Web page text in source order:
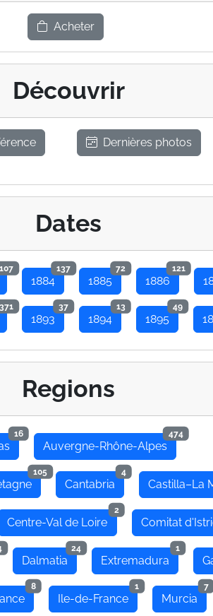
Acheter
Découvrir
Dernières photos
Dates
107
1884
137
1885
72
1886
121
371
1893
37
1894
13
1895
49
Regions
16
Auvergne-Rhône-Alpes
474
105
Cantabria
4
Castilla–La
Centre-Val de Loire
2
Comitat
Dalmatia
24
Extremadura
1
8
Ile-de-France
1
Murcia
7